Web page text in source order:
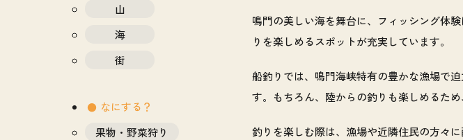
山
海
街
なにする？
果物・野菜狩り
鳴門の美しい海を舞台に、フィッシング体
りを楽しめるスポットが充実しています。
船釣りでは、鳴門海峡特有の豊かな漁場で
す。もちろん、陸からの釣りも楽しめるた
釣りを楽しむ際は、漁場や近隣住民の方々